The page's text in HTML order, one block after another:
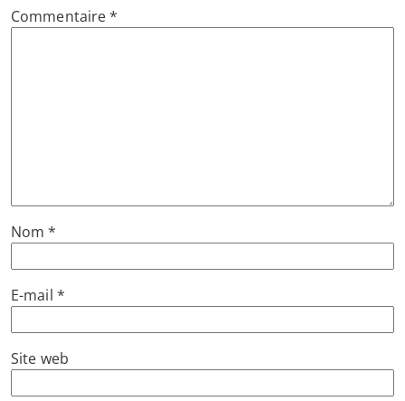
Commentaire*
Nom*
E-mail *
Site web